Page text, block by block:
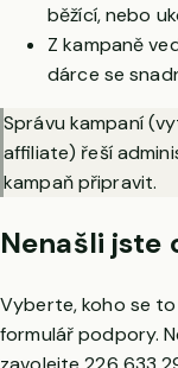
běžící, nebo
Z kampaně
dárce se
Správu kampaní
affiliate) řeší
kampaň připravit.
Nenašli jste
Vyberte, koho se
formulář podpory.